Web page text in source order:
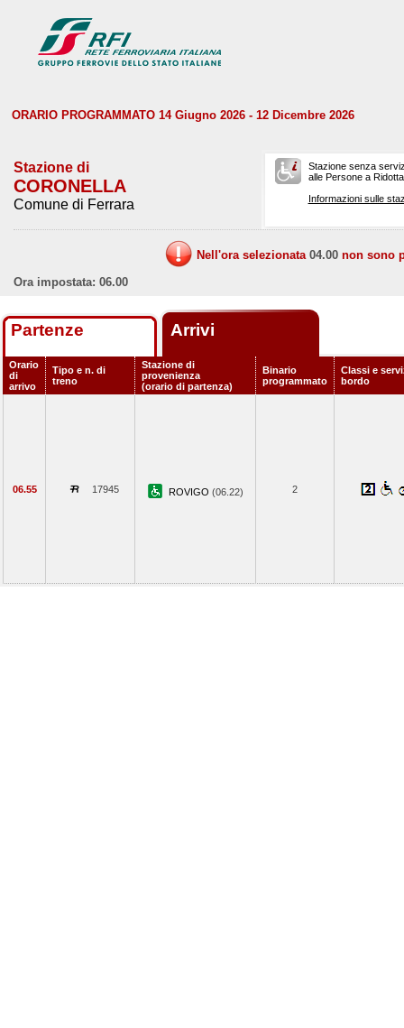
ORARIO PROGRAMMATO 14 Giugno 2026 - 12 Dicembre 2026
Stazione di
CORONELLA
Comune di Ferrara
Stazione senza
alle Persone a
Informazioni sulle
Nell'ora selezionata 04.00 non sono
Ora impostata: 06.00
Partenze Arrivi
Orario
di
arrivo
Tipo e n. di
treno
Stazione di
provenienza
(orario di partenza)
Binario
programmato
Classi e
bordo
06.55 17945 ROVIGO (06.22) 2